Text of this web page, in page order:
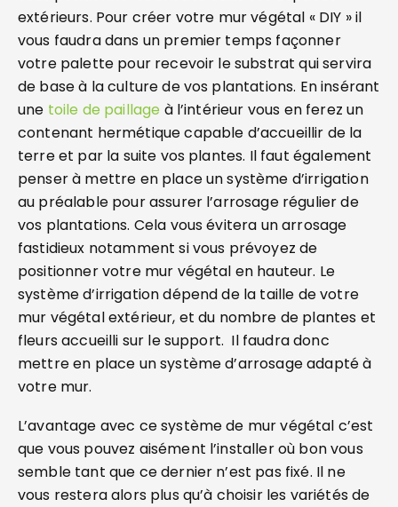
extérieurs. Pour créer votre mur végétal « DIY » il
vous faudra dans un premier temps façonner
votre palette pour recevoir le substrat qui servira
de base à la culture de vos plantations. En insérant
une toile de paillage à l’intérieur vous en ferez un
contenant hermétique capable d’accueillir de la
terre et par la suite vos plantes. Il faut également
penser à mettre en place un système d’irrigation
au préalable pour assurer l’arrosage régulier de
vos plantations. Cela vous évitera un arrosage
fastidieux notamment si vous prévoyez de
positionner votre mur végétal en hauteur. Le
système d’irrigation dépend de la taille de votre
mur végétal extérieur, et du nombre de plantes et
fleurs accueilli sur le support. Il faudra donc
mettre en place un système d’arrosage adapté à
votre mur.
L’avantage avec ce système de mur végétal c’est
que vous pouvez aisément l’installer où bon vous
semble tant que ce dernier n’est pas fixé. Il ne
vous restera alors plus qu’à choisir les variétés de